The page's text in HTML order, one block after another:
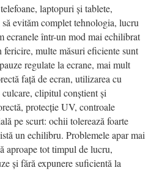
laptopuri și tablete,
evităm complet tehnologia, lucru
ecranele într-un mod mai echilibrat
multe măsuri eficiente sunt
regulate la ecrane, mai mult
față de ecran, utilizarea cu
clipitul conștient și
protecție UV, controale
pe scurt: ochii tolerează foarte
un echilibru. Problemele apar mai
aproape tot timpul de lucru,
și fără expunere suficientă la